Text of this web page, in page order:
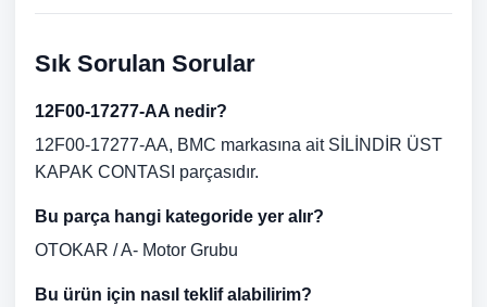
Sık Sorulan Sorular
12F00-17277-AA nedir?
12F00-17277-AA, BMC markasına ait SİLİNDİR ÜST
KAPAK CONTASI parçasıdır.
Bu parça hangi kategoride yer alır?
OTOKAR / A- Motor Grubu
Bu ürün için nasıl teklif alabilirim?